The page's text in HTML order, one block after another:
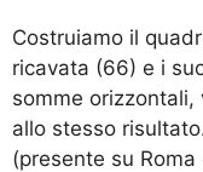
Costruiamo il
ricavata (66) e i
somme
allo stesso
(presente su